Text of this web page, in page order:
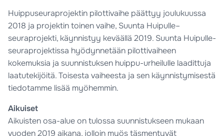
Huippuseuraprojektin pilottivaihe päättyy joulukuussa
2018 ja projektin toinen vaihe, Suunta Huipulle–
seuraprojekti, käynnistyy keväällä 2019. Suunta Huipulle-
seuraprojektissa hyödynnetään pilottivaiheen
kokemuksia ja suunnistuksen huippu-urheilulle laadittuja
laatutekijöitä. Toisesta vaiheesta ja sen käynnistymisestä
tiedotamme lisää myöhemmin.
Aikuiset
Aikuisten osa-alue on tulossa suunnistukseen mukaan
vuoden 2019 aikana, jolloin myös täsmentyvät